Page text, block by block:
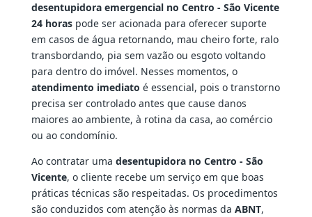
desentupidora emergencial no Centro - São Vicente
24 horaspode ser acionada para oferecer suporte
em casos de água retornando, mau cheiro forte, ralo
transbordando, pia sem vazão ou esgoto voltando
para dentro do imóvel. Nesses momentos, o
atendimento imediato é essencial, pois o transtorno
precisa ser controlado antes que cause danos
maiores ao ambiente, à rotina da casa, ao comércio
ou ao condomínio.
Ao contratar uma desentupidora no Centro - São
Vicente, o cliente recebe um serviço em que boas
práticas técnicas são respeitadas. Os procedimentos
são conduzidos com atenção às normas da ABNT,